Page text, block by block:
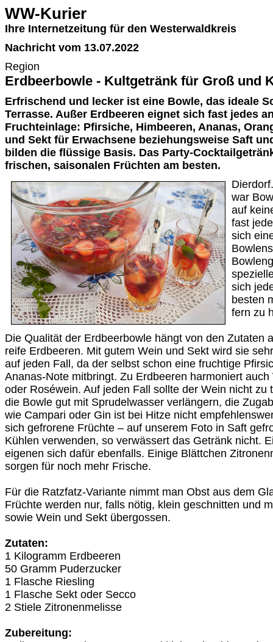
WW-Kurier
Ihre Internetzeitung für den Westerwaldkreis
Nachricht vom 13.07.2022
Region
Erdbeerbowle - Kultgetränk für Groß und
Erfrischend und lecker ist eine Bowle, das ideale
Terrasse. Außer Erdbeeren eignet sich fast jedes
Fruchteinlage: Pfirsiche, Himbeeren, Ananas,
und Sekt für Erwachsene beziehungsweise Saft
bilden die flüssige Basis. Das Party-
frischen, saisonalen Früchten am besten.
war
auf
fast
sich
sich
besten
fern zu
Die Qualität der Erdbeerbowle hängt von den Zutaten
reife Erdbeeren. Mit gutem Wein und Sekt wird sie
auf jeden Fall, da der selbst schon eine fruchtige
Ananas-Note mitbringt. Zu Erdbeeren harmoniert
oder Roséwein. Auf jeden Fall sollte der Wein nicht zu
die Bowle gut mit Sprudelwasser verlängern, die
wie Campari oder Gin ist bei Hitze nicht
sich gefrorene Früchte – auf unserem Foto in Saft
Kühlen verwenden, so verwässert das Getränk nicht.
eigenen sich dafür ebenfalls. Einige Blättchen
sorgen für noch mehr Frische.
Für die Ratzfatz-Variante nimmt man Obst aus dem
Früchte werden nur, falls nötig, klein geschnitten und
sowie Wein und Sekt übergossen.
Zutaten:
1 Kilogramm Erdbeeren
50 Gramm Puderzucker
1 Flasche Riesling
1 Flasche Sekt oder Secco
2 Stiele Zitronenmelisse
Zubereitung: